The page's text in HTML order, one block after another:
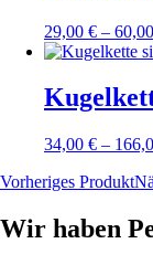
29,00 € – 60,00
34,00 € –
Vorheriges Produkt
Wir haben